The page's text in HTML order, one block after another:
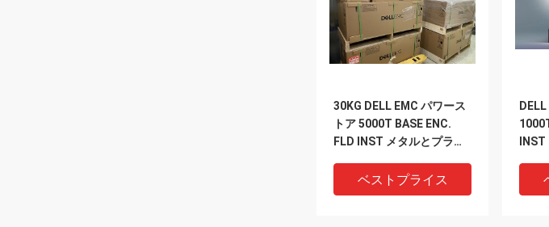
30KG DELL EMC パワース
トア 5000T BASE ENC.
FLD INST メタルとプラス
ベストプライス
INST